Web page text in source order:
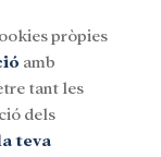
pròpies
amb
tant les
dels
teva